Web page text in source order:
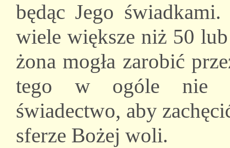
będąc Jego świadkami.
wiele większe niż 50
żona mogła zarobić
tego w ogóle nie
świadectwo, aby
sferze Bożej woli.